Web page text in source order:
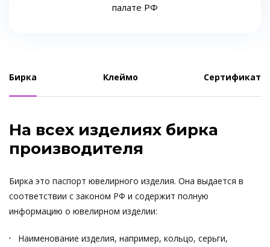
палате РФ
Бирка Клеймо Сертификат
На всех изделиях бирка
производителя
Бирка это паспорт ювелирного изделия. Она выдается в
соответствии с законом РФ и содержит полную
информацию о ювелирном изделии:
Наименование изделия, например, кольцо, серьги,